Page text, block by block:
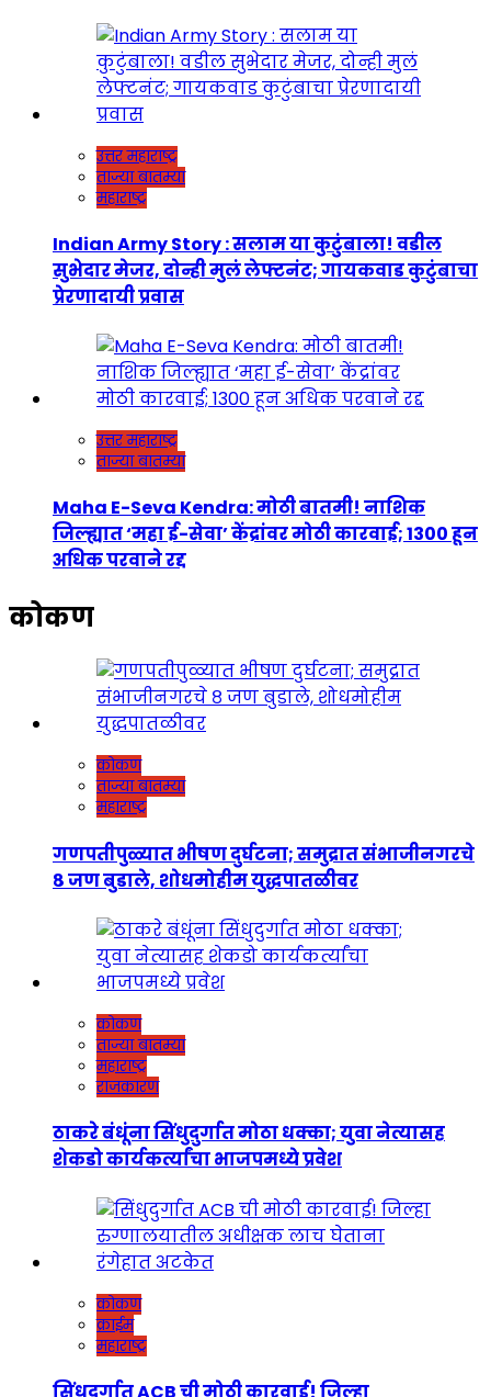
उत्तर महाराष्ट्र
ताज्या बातम्या
महाराष्ट्र
Indian Army Story : सलाम या कुटुंबाला! वडील
सुभेदार मेजर, दोन्ही मुलं लेफ्टनंट; गायकवाड कुटुंबाचा
प्रेरणादायी प्रवास
उत्तर महाराष्ट्र
ताज्या बातम्या
Maha E-Seva Kendra: मोठी बातमी! नाशिक
जिल्ह्यात ‘महा ई-सेवा’ केंद्रांवर मोठी कारवाई; 1300 हून
अधिक परवाने रद्द
कोकण
कोकण
ताज्या बातम्या
महाराष्ट्र
गणपतीपुळ्यात भीषण दुर्घटना; समुद्रात संभाजीनगरचे
८ जण बुडाले, शोधमोहीम युद्धपातळीवर
कोकण
ताज्या बातम्या
महाराष्ट्र
राजकारण
ठाकरे बंधूंना सिंधुदुर्गात मोठा धक्का; युवा नेत्यासह
शेकडो कार्यकर्त्यांचा भाजपमध्ये प्रवेश
कोकण
क्राईम
महाराष्ट्र
सिंधुदुर्गात ACB ची मोठी कारवाई! जिल्हा